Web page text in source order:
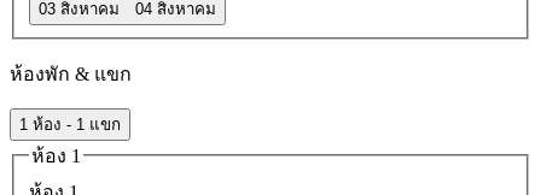
03 สิงหาคม 04 สิงหาคม
ห้องพัก & แขก
1 ห้อง - 1 แขก
ห้อง 1